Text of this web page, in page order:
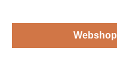
Webshop